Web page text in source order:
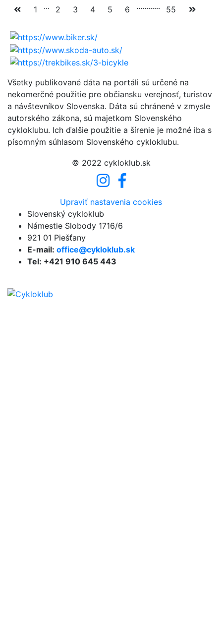
1
... 2 3 4 5 6 ............ 55
Všetky publikované dáta na portáli sú určené na
nekomerčné použitie pre občiansku verejnosť, turistov
a návštevníkov Slovenska. Dáta sú chránené v zmysle
autorského zákona, sú majetkom Slovenského
cykloklubu. Ich ďalšie použitie a šírenie je možné iba s
písomným súhlasom Slovenského cykloklubu.
© 2022 cykloklub.sk
Upraviť nastavenia cookies
Slovenský cykloklub
Námestie Slobody 1716/6
921 01 Piešťany
E-mail: office@cykloklub.sk
Tel: +421 910 645 443